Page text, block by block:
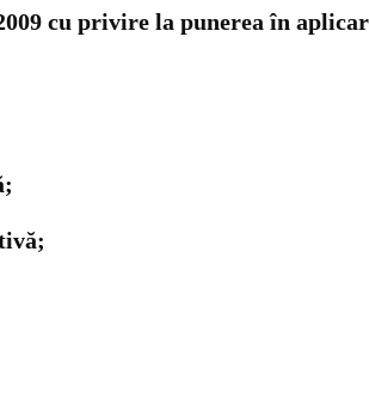
cu privire la punerea în